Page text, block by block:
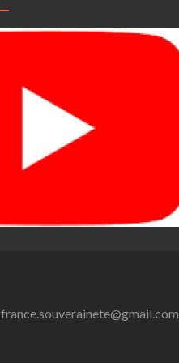
france.souverainete@gmail.com